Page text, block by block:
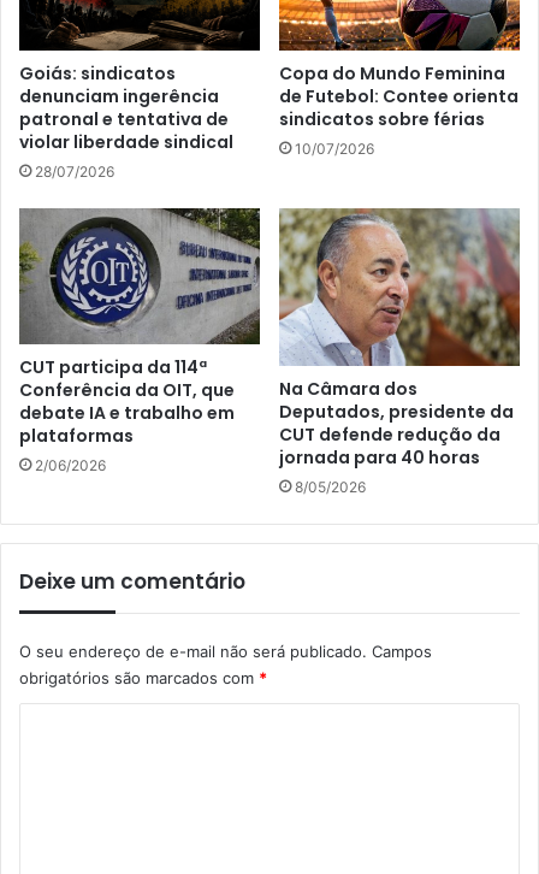
Goiás: sindicatos
denunciam ingerência
patronal e tentativa de
violar liberdade sindical
28/07/2026
Copa do Mundo Feminina
de Futebol: Contee orienta
sindicatos sobre férias
10/07/2026
CUT participa da 114ª
Conferência da OIT, que
debate IA e trabalho em
plataformas
2/06/2026
Na Câmara dos
Deputados, presidente da
CUT defende redução da
jornada para 40 horas
8/05/2026
Deixe um comentário
O seu endereço de e-mail não será publicado. Campos
obrigatórios são marcados com *